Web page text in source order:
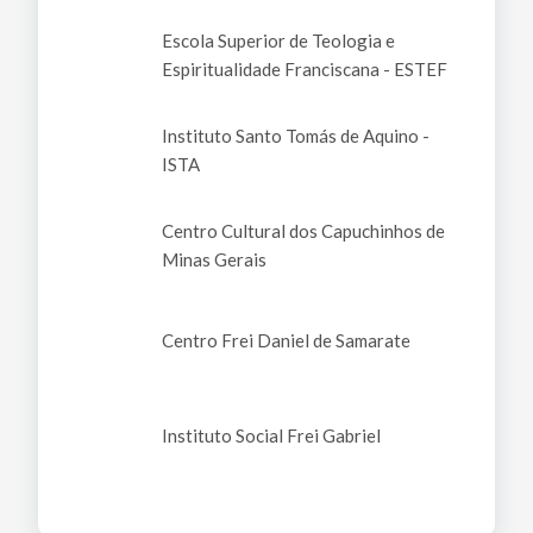
Escola Superior de Teologia e
Espiritualidade Franciscana - ESTEF
Instituto Santo Tomás de Aquino -
ISTA
Centro Cultural dos Capuchinhos de
Minas Gerais
Centro Frei Daniel de Samarate
Instituto Social Frei Gabriel